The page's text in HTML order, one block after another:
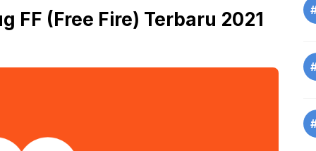
FF (Free Fire) Terbaru 2021